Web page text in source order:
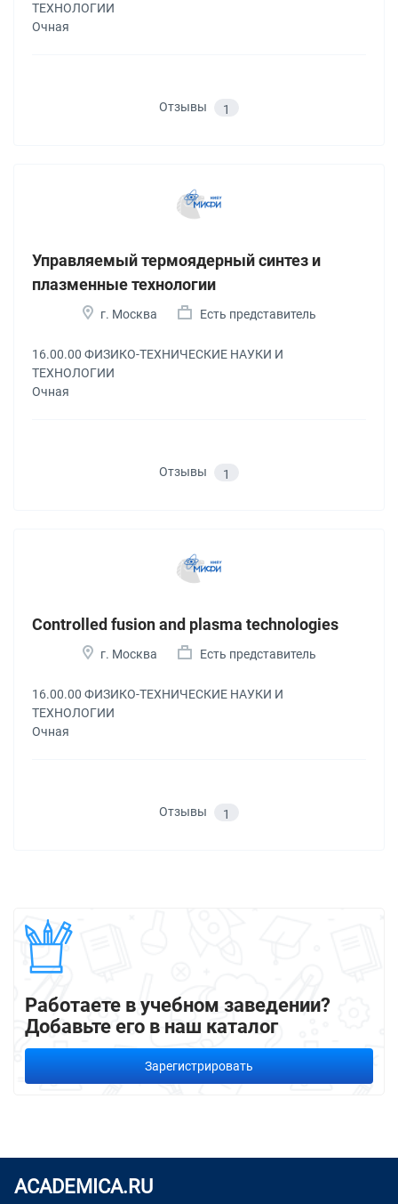
ТЕХНОЛОГИИ
Очная
Отзывы 1
Управляемый термоядерный синтез и
плазменные технологии
г. Москва Есть представитель
16.00.00 ФИЗИКО-ТЕХНИЧЕСКИЕ НАУКИ И
ТЕХНОЛОГИИ
Очная
Отзывы 1
Controlled fusion and plasma technologies
г. Москва Есть представитель
16.00.00 ФИЗИКО-ТЕХНИЧЕСКИЕ НАУКИ И
ТЕХНОЛОГИИ
Очная
Отзывы 1
Работаете в учебном заведении?
Добавьте его в наш каталог
Зарегистрировать
ACADEMICA.RU